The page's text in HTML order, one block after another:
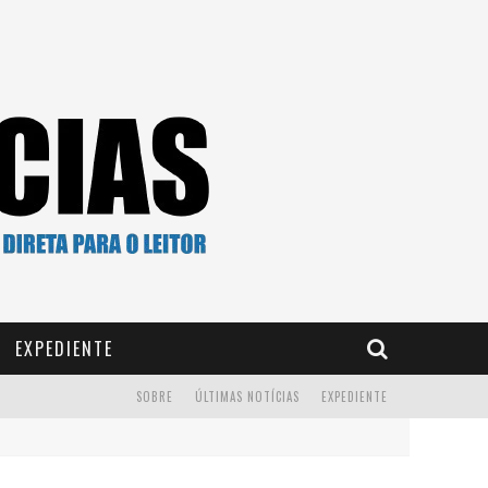
EXPEDIENTE
EXPEDIENTE
ÚLTIMAS NOTÍCIAS
SOBRE